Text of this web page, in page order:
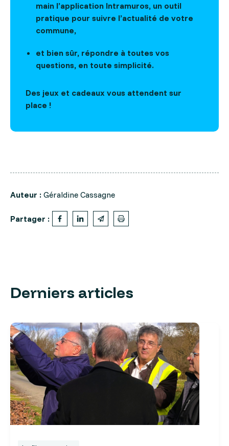
main l’application Intramuros, un outil
pratique pour suivre l’actualité de votre
commune,
et bien sûr, répondre à toutes vos
questions, en toute simplicité.
Des jeux et cadeaux vous attendent sur
place !
Auteur : Géraldine Cassagne
Partager :
Derniers articles